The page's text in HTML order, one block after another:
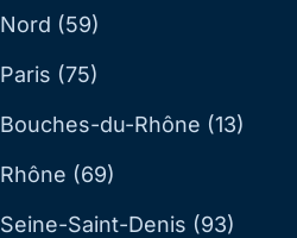
Nord (59)
Paris (75)
Bouches-du-Rhône (13)
Rhône (69)
Seine-Saint-Denis (93)